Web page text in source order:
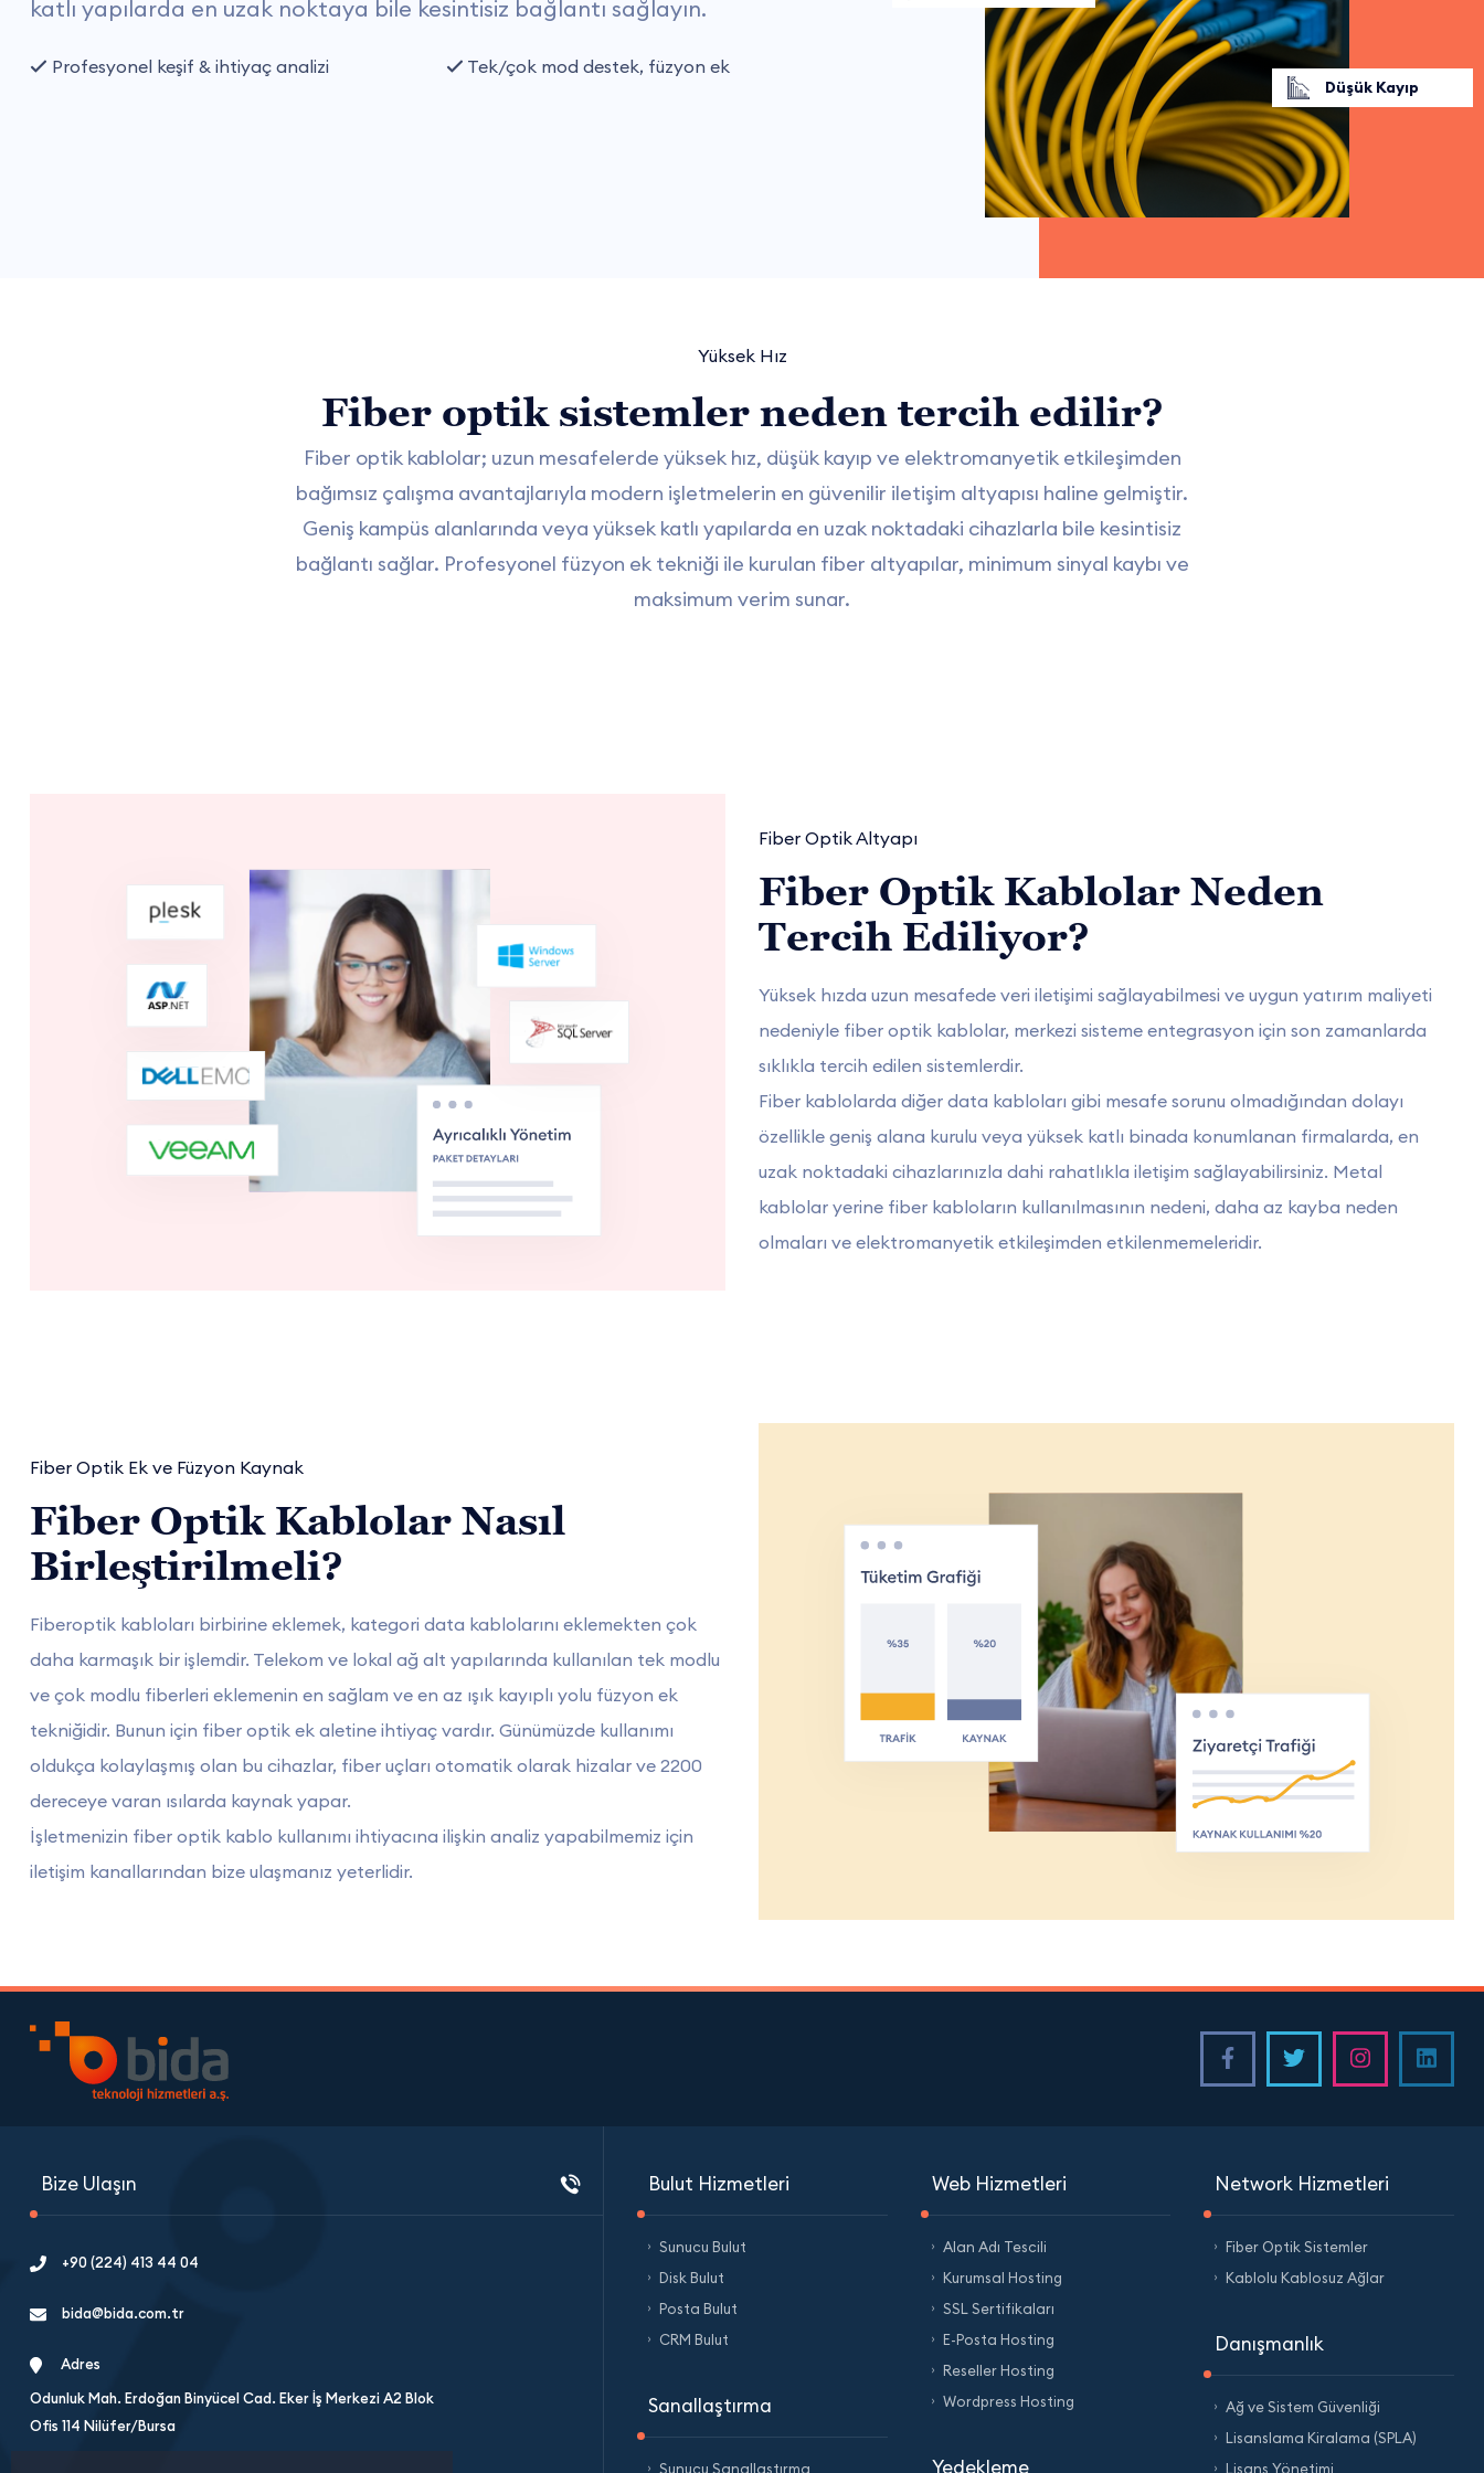
katlı yapılarda en uzak noktaya bile kesintisiz bağlantı sağlayın.
Profesyonel keşif & ihtiyaç analizi Tek/çok mod destek, füzyon ek
Düşük Kayıp
Yüksek Hız
Fiber optik sistemler neden tercih edilir?
Fiber optik kablolar; uzun mesafelerde yüksek hız, düşük kayıp ve elektromanyetik etkileşimden
bağımsız çalışma avantajlarıyla modern işletmelerin en güvenilir iletişim altyapısı haline gelmiştir.
Geniş kampüs alanlarında veya yüksek katlı yapılarda en uzak noktadaki cihazlarla bile kesintisiz
bağlantı sağlar. Profesyonel füzyon ek tekniği ile kurulan fiber altyapılar, minimum sinyal kaybı ve
maksimum verim sunar.
Fiber Optik Altyapı
Fiber Optik Kablolar Neden
Tercih Ediliyor?
Yüksek hızda uzun mesafede veri iletişimi sağlayabilmesi ve uygun yatırım maliyeti
nedeniyle fiber optik kablolar, merkezi sisteme entegrasyon için son zamanlarda
sıklıkla tercih edilen sistemlerdir.
Fiber kablolarda diğer data kabloları gibi mesafe sorunu olmadığından dolayı
özellikle geniş alana kurulu veya yüksek katlı binada konumlanan firmalarda, en
uzak noktadaki cihazlarınızla dahi rahatlıkla iletişim sağlayabilirsiniz. Metal
kablolar yerine fiber kabloların kullanılmasının nedeni, daha az kayba neden
olmaları ve elektromanyetik etkileşimden etkilenmemeleridir.
Fiber Optik Ek ve Füzyon Kaynak
Fiber Optik Kablolar Nasıl
Birleştirilmeli?
Fiberoptik kabloları birbirine eklemek, kategori data kablolarını eklemekten çok
daha karmaşık bir işlemdir. Telekom ve lokal ağ alt yapılarında kullanılan tek modlu
ve çok modlu fiberleri eklemenin en sağlam ve en az ışık kayıplı yolu füzyon ek
tekniğidir. Bunun için fiber optik ek aletine ihtiyaç vardır. Günümüzde kullanımı
oldukça kolaylaşmış olan bu cihazlar, fiber uçları otomatik olarak hizalar ve 2200
dereceye varan ısılarda kaynak yapar.
İşletmenizin fiber optik kablo kullanımı ihtiyacına ilişkin analiz yapabilmemiz için
iletişim kanallarından bize ulaşmanız yeterlidir.
Bize Ulaşın
+90 (224) 413 44 04
bida@bida.com.tr
Adres
Odunluk Mah. Erdoğan Binyücel Cad. Eker İş Merkezi A2 Blok
Ofis 114 Nilüfer/Bursa
Bulut Hizmetleri
Sunucu Bulut
Disk Bulut
Posta Bulut
CRM Bulut
Sanallaştırma
Sunucu Sanallaştırma
Web Hizmetleri
Alan Adı Tescili
Kurumsal Hosting
SSL Sertifikaları
E-Posta Hosting
Reseller Hosting
Wordpress Hosting
Yedekleme
Network Hizmetleri
Fiber Optik Sistemler
Kablolu Kablosuz Ağlar
Danışmanlık
Ağ ve Sistem Güvenliği
Lisanslama Kiralama (SPLA)
Lisans Yönetimi